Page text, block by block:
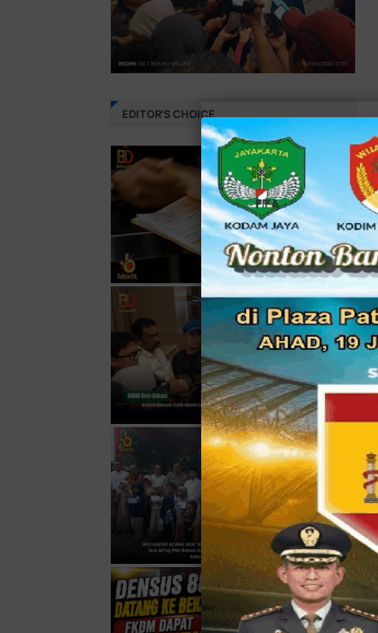
EDITOR'S CHOICE